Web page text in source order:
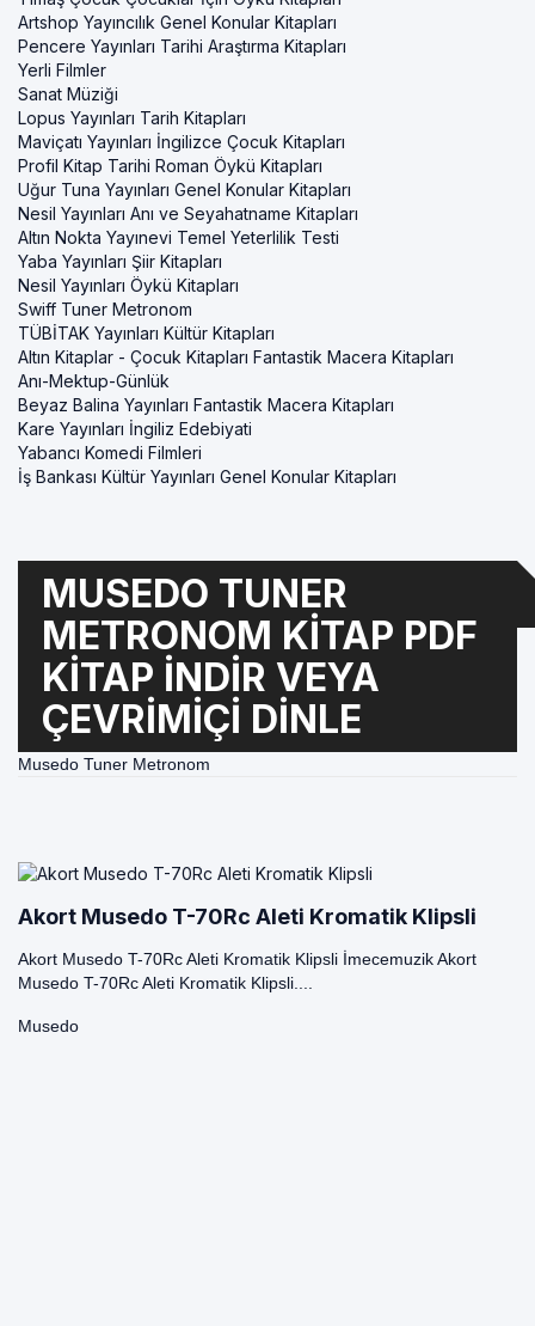
Artshop Yayıncılık Genel Konular Kitapları
Pencere Yayınları Tarihi Araştırma Kitapları
Yerli Filmler
Sanat Müziği
Lopus Yayınları Tarih Kitapları
Maviçatı Yayınları İngilizce Çocuk Kitapları
Profil Kitap Tarihi Roman Öykü Kitapları
Uğur Tuna Yayınları Genel Konular Kitapları
Nesil Yayınları Anı ve Seyahatname Kitapları
Altın Nokta Yayınevi Temel Yeterlilik Testi
Yaba Yayınları Şiir Kitapları
Nesil Yayınları Öykü Kitapları
Swiff Tuner Metronom
TÜBİTAK Yayınları Kültür Kitapları
Altın Kitaplar - Çocuk Kitapları Fantastik Macera Kitapları
Anı-Mektup-Günlük
Beyaz Balina Yayınları Fantastik Macera Kitapları
Kare Yayınları İngiliz Edebiyati
Yabancı Komedi Filmleri
İş Bankası Kültür Yayınları Genel Konular Kitapları
MUSEDO TUNER
METRONOM KITAP PDF
KITAP INDIR VEYA
ÇEVRIMIÇI DINLE
Musedo Tuner Metronom
Akort Musedo T-70Rc Aleti Kromatik Klipsli
Akort Musedo T-70Rc Aleti Kromatik Klipsli İmecemuzik Akort
Musedo T-70Rc Aleti Kromatik Klipsli....
Musedo